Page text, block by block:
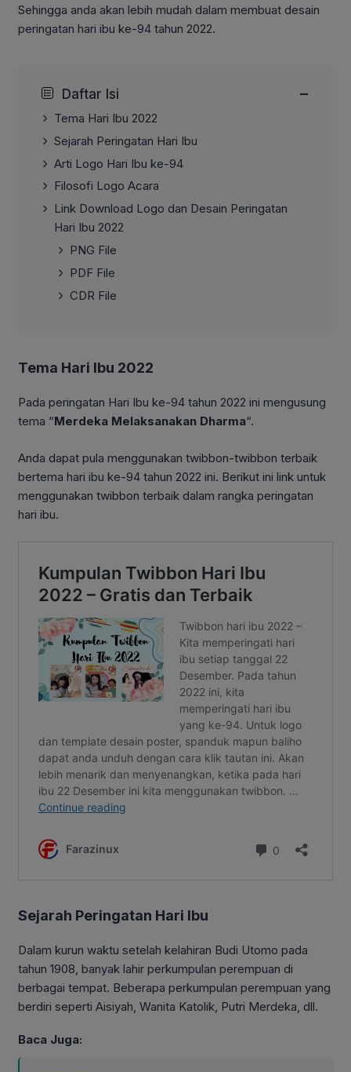
Sehingga anda akan lebih mudah dalam membuat desain
peringatan hari ibu ke-94 tahun 2022.
Daftar Isi −
Tema Hari Ibu 2022
Sejarah Peringatan Hari Ibu
Arti Logo Hari Ibu ke-94
Filosofi Logo Acara
Link Download Logo dan Desain Peringatan
Hari Ibu 2022
PNG File
PDF File
CDR File
Tema Hari Ibu 2022
Pada peringatan Hari Ibu ke-94 tahun 2022 ini mengusung
tema “Merdeka Melaksanakan Dharma“.
Anda dapat pula menggunakan twibbon-twibbon terbaik
bertema hari ibu ke-94 tahun 2022 ini. Berikut ini link untuk
menggunakan twibbon terbaik dalam rangka peringatan
hari ibu.
Sejarah Peringatan Hari Ibu
Dalam kurun waktu setelah kelahiran Budi Utomo pada
tahun 1908, banyak lahir perkumpulan perempuan di
berbagai tempat. Beberapa perkumpulan perempuan yang
berdiri seperti Aisiyah, Wanita Katolik, Putri Merdeka, dll.
Baca Juga: